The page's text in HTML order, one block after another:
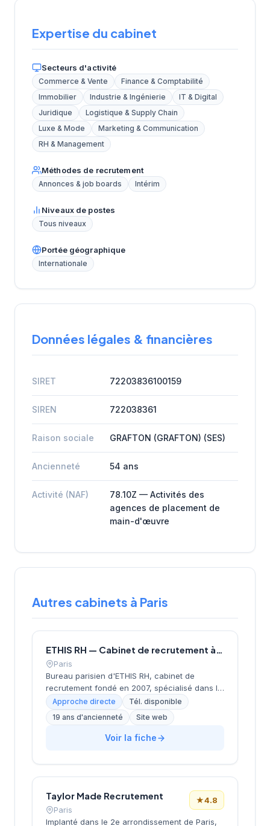
Expertise du cabinet
Secteurs d'activité
Commerce & Vente
Finance & Comptabilité
Immobilier
Industrie & Ingénierie
IT & Digital
Juridique
Logistique & Supply Chain
Luxe & Mode
Marketing & Communication
RH & Management
Méthodes de recrutement
Annonces & job boards Intérim
Niveaux de postes
Tous niveaux
Portée géographique
Internationale
Données légales & financières
SIRET 72203836100159
SIREN 722038361
Raison sociale GRAFTON (GRAFTON) (SES)
Ancienneté 54 ans
Activité (NAF)
78.10Z — Activités des
agences de placement de
main-d'œuvre
Autres cabinets à Paris
ETHIS RH — Cabinet de recrutement à Paris
Paris
Bureau parisien d'ETHIS RH, cabinet de
recrutement fondé en 2007, spécialisé dans le
conseil en ressources humaines, le
recrutement de cadres et dirigeants, le
coaching et l'outplacement. Situé au 16 rue de
Monceau dans le 8e arrondissement de Paris,
Approche directe
Tél. disponible
19 ans d'ancienneté
Site web
Voir la fiche
Taylor Made Recrutement
Paris
★4.8
Implanté dans le 2e arrondissement de Paris,